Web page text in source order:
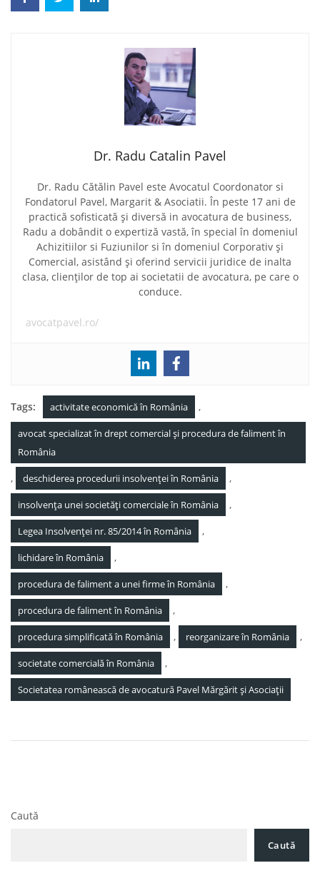
Dr. Radu Catalin Pavel
Dr. Radu Cătălin Pavel este Avocatul Coordonator si
Fondatorul Pavel, Margarit & Asociatii. În peste 17 ani de
practică sofisticată și diversă in avocatura de business,
Radu a dobândit o expertiză vastă, în special în domeniul
Achizitiilor si Fuziunilor si în domeniul Corporativ și
Comercial, asistând și oferind servicii juridice de inalta
clasa, clienților de top ai societatii de avocatura, pe care o
conduce.
avocatpavel.ro/
Tags: activitate economică în România ,
avocat specializat în drept comercial și procedura de faliment în
România
, deschiderea procedurii insolvenței în România ,
insolvența unei societăți comerciale în România ,
Legea Insolvenței nr. 85/2014 în România ,
lichidare în România ,
procedura de faliment a unei firme în România ,
procedura de faliment în România ,
procedura simplificată în România , reorganizare în România ,
societate comercială în România ,
Societatea românească de avocatură Pavel Mărgărit și Asociații
articole
Caută
Caută